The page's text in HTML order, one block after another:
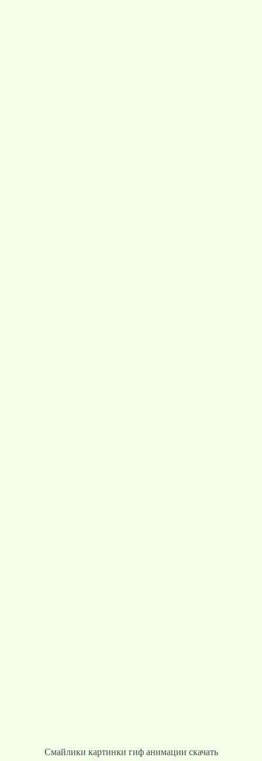
Смайлики картинки гиф анимации скачать